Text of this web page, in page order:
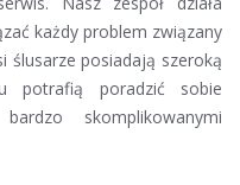
każdy problem związany
ślusarze posiadają szeroką
potrafią poradzić sobie
skomplikowanymi